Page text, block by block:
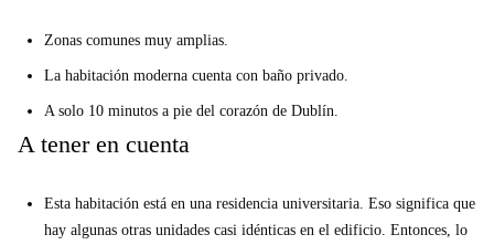
que el corazón de Dublín está al alcance de tu mano.
Esta propiedad está bien ubicada para varias universidades, incluidas TU
Dublin, DCU y Trinity. RCSI está a solo 4 minutos en Luas. Es ideal
para las personas que buscan un lugar central para divertirse.
“Me encantó esta propiedad. Es un edificio fantástico en el centro de
Dublín. La habitación tiene mucho espacio de almacenamiento y da al
Zonas comunes muy amplias.
La habitación moderna cuenta con baño privado.
A solo 10 minutos a pie del corazón de Dublín.
A tener en cuenta
Esta habitación está en una residencia universitaria. Eso significa que
hay algunas otras unidades casi idénticas en el edificio. Entonces, lo